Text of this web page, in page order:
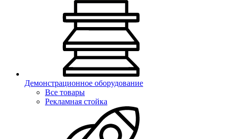
Демонстрационное оборудование
Все товары
Рекламная стойка